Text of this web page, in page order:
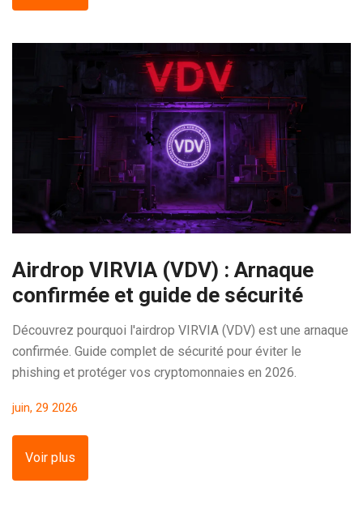
Airdrop VIRVIA (VDV) : Arnaque
confirmée et guide de sécurité
Découvrez pourquoi l'airdrop VIRVIA (VDV) est une arnaque
confirmée. Guide complet de sécurité pour éviter le
phishing et protéger vos cryptomonnaies en 2026.
juin, 29 2026
Voir plus